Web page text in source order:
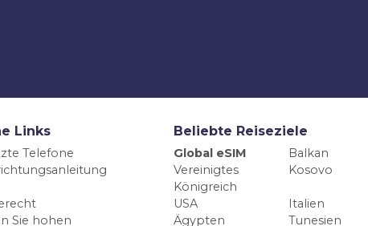
Links
Telefone
Sie hohen
Beliebte Reiseziele
Global eSIM
Balkan
Vereinigtes
Königreich
Kosovo
USA
Italien
Ägypten
Tunesien